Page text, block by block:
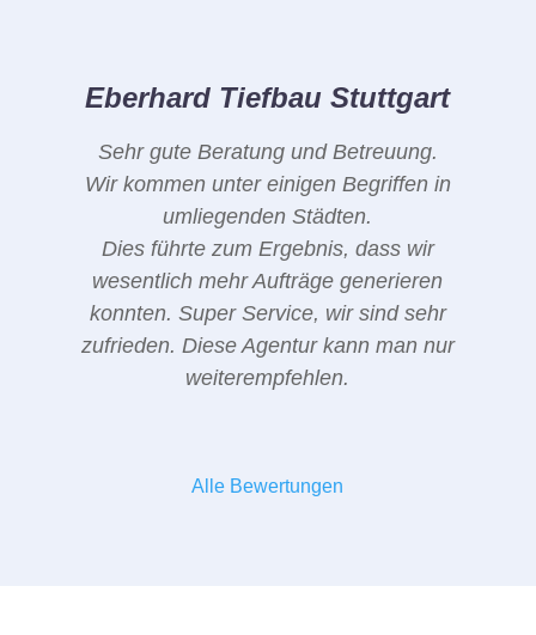
Eberhard Tiefbau Stuttgart
Sehr gute Beratung und Betreuung.
Wir kommen unter einigen Begriffen in
umliegenden Städten.
Dies führte zum Ergebnis, dass wir
wesentlich mehr Aufträge generieren
konnten. Super Service, wir sind sehr
zufrieden. Diese Agentur kann man nur
weiterempfehlen.
Alle Bewertungen